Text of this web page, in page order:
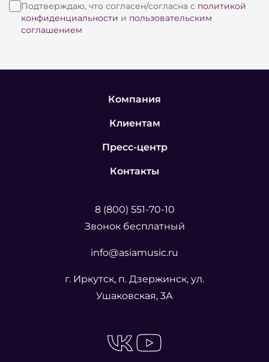
Подтверждаю, что согласен/согласна с политикой
конфиденциальности и пользовательским
соглашением
Компания
Клиентам
Пресс-центр
Контакты
8 (800) 551-70-10
Звонок бесплатный
info@asiamusic.ru
г. Иркутск, п. Дзержинск, ул.
Ушаковская, 3А